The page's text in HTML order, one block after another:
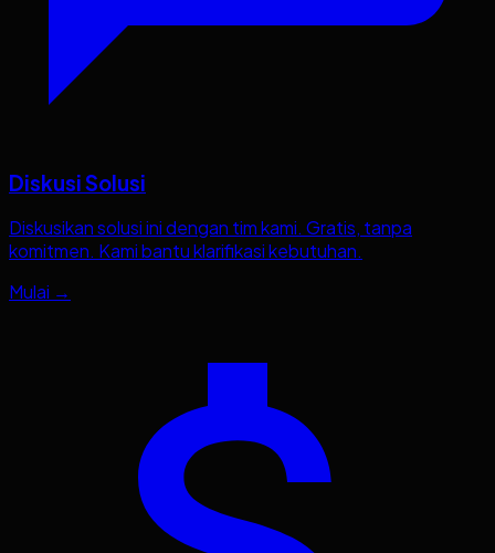
Diskusi Solusi
Diskusikan solusi ini dengan tim kami. Gratis, tanpa
komitmen. Kami bantu klarifikasi kebutuhan.
Mulai →